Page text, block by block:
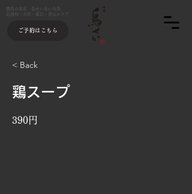
焼鳥の名店 鳥せい＆いろ鳥
北浦和・大宮・東京・青山エリア
ご予約はこちら
< Back
鶏スープ
390円